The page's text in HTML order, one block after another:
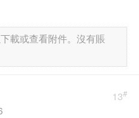
載或查看附件。沒有賬
13#